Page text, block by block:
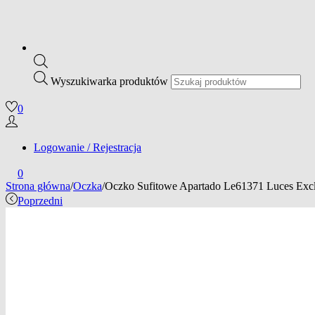
Wyszukiwarka produktów
0
Logowanie / Rejestracja
0
Strona główna/Oczka/Oczko Sufitowe Apartado Le61371 Luces
Poprzedni